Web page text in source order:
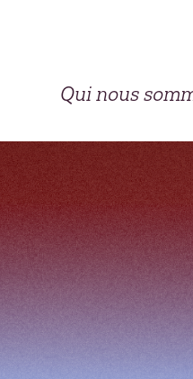
Qui nous